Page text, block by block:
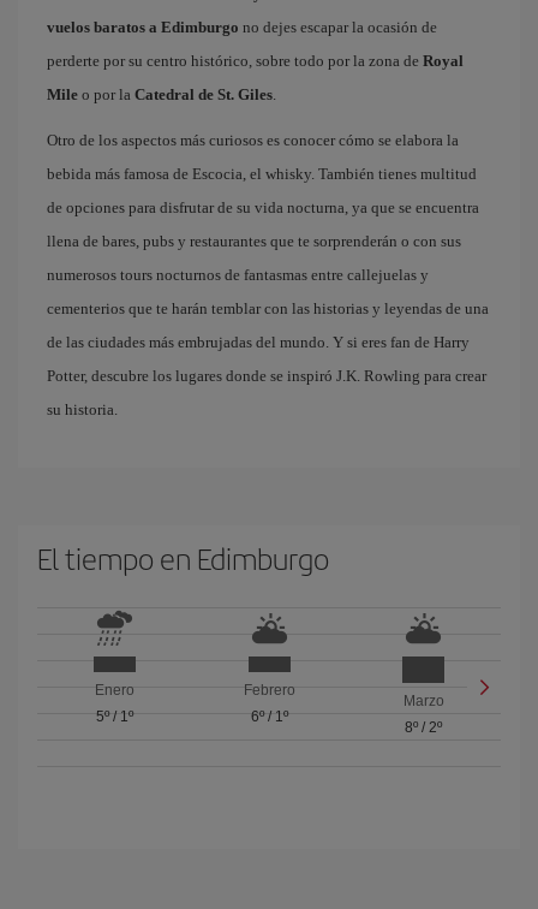
vuelos baratos a Edimburgo no dejes escapar la ocasión de
perderte por su centro histórico, sobre todo por la zona de Royal
Mile o por la Catedral de St. Giles.
Otro de los aspectos más curiosos es conocer cómo se elabora la
bebida más famosa de Escocia, el whisky. También tienes multitud
de opciones para disfrutar de su vida nocturna, ya que se encuentra
llena de bares, pubs y restaurantes que te sorprenderán o con sus
numerosos tours nocturnos de fantasmas entre callejuelas y
cementerios que te harán temblar con las historias y leyendas de una
de las ciudades más embrujadas del mundo. Y si eres fan de Harry
Potter, descubre los lugares donde se inspiró J.K. Rowling para crear
su historia.
El tiempo en Edimburgo
Enero
5º/ 1º
Febrero
6º/ 1º
Marzo
8º /2º